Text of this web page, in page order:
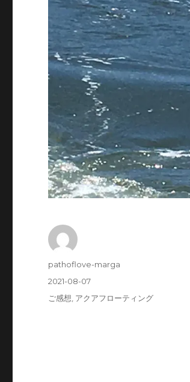
投
稿
pathoflove-marga
投
稿
2021-08-07
カ
ご感想, アクアフローティング